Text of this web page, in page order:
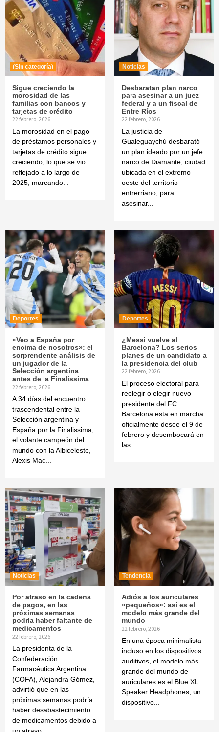
(Sin categoría)
Sigue creciendo la
morosidad de las
familias con bancos y
tarjetas de crédito
22 febrero, 2026
La morosidad en el pago
de préstamos personales y
tarjetas de crédito sigue
creciendo, lo que se vio
reflejado a lo largo de
2025, marcando...
Noticias
Desbaratan plan narco
para asesinar a un juez
federal y a un fiscal de
Entre Ríos
22 febrero, 2026
La justicia de
Gualeguaychú desbarató
un plan ideado por un jefe
narco de Diamante, ciudad
ubicada en el extremo
oeste del territorio
entrerriano, para
asesinar...
Deportes
«Veo a España por
encima de nosotros»: el
sorprendente análisis de
un jugador de la
Selección argentina
antes de la Finalissima
22 febrero, 2026
A 34 días del encuentro
trascendental entre la
Selección argentina y
España por la Finalissima,
el volante campeón del
mundo con la Albiceleste,
Alexis Mac...
Deportes
¿Messi vuelve al
Barcelona? Los serios
planes de un candidato a
la presidencia del club
22 febrero, 2026
El proceso electoral para
reelegir o elegir nuevo
presidente del FC
Barcelona está en marcha
oficialmente desde el 9 de
febrero y desembocará en
las...
Noticias
Por atraso en la cadena
de pagos, en las
próximas semanas
podría haber faltante de
medicamentos
22 febrero, 2026
La presidenta de la
Confederación
Farmacéutica Argentina
(COFA), Alejandra Gómez,
advirtió que en las
próximas semanas podría
haber desabastecimiento
de medicamentos debido a
Tendencia
Adiós a los auriculares
«pequeños»: así es el
modelo más grande del
mundo
22 febrero, 2026
En una época minimalista
incluso en los dispositivos
auditivos, el modelo más
grande del mundo de
auriculares es el Blue XL
Speaker Headphones, un
dispositivo...